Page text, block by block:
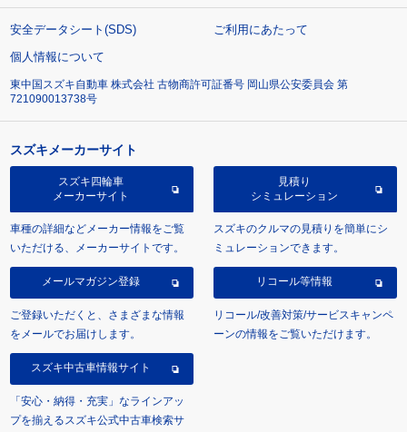
安全データシート(SDS)
ご利用にあたって
個人情報について
東中国スズキ自動車 株式会社 古物商許可証番号 岡山県公安委員会 第
721090013738号
スズキメーカーサイト
スズキ四輪車
メーカーサイト
車種の詳細などメーカー情報をご覧
いただける、メーカーサイトです。
見積り
シミュレーション
スズキのクルマの見積りを簡単にシ
ミュレーションできます。
メールマガジン登録
ご登録いただくと、さまざまな情報
をメールでお届けします。
リコール等情報
リコール/改善対策/サービスキャンペ
ーンの情報をご覧いただけます。
スズキ中古車情報サイト
「安心・納得・充実」なラインアッ
プを揃えるスズキ公式中古車検索サ